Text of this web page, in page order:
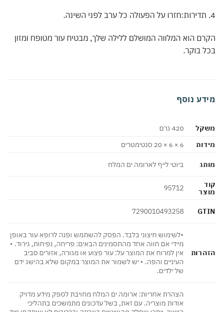
הוא המלווה המושלם ללילה שלך, מבטיח עור מטופח ומזון
בוקר.
נוסף
420 גרם
6 × 6 × 20 סנטימטרים
ביוטי לייף לארומה ים המלח
95712
7290010493258
•לשימוש חיצוני בלבד. הפסק להשתמש ופנה לרופא עור באופן
מיידי אם חווה אחד מהתסמינים הבאים: פריחה, נפיחות, גירוד. •
אין למרוח את המוצר על: עור פצוע או מגורה, אזורים סביב
העיניים והפה. • יש לשמור את המוצר במקום שלא בהישג ידם
של ילדים.
הצהרת אחריות: ארומה ים המלח מחויבת לספק מידע מדויק
אודות מוצריה. עם זאת, בשל עדכונים מתמשכים בתהליכי